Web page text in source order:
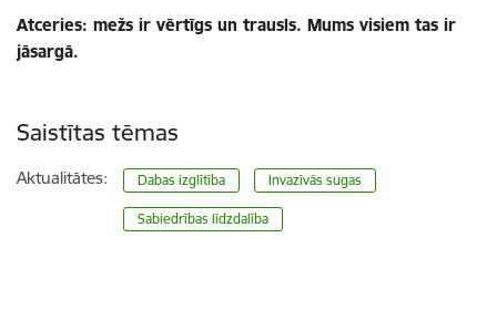
Atceries: mežs ir vērtīgs un trausls. Mums visiem tas ir
jāsargā.
Saistītas tēmas
Aktualitātes: Dabas izglītība Invazīvās sugas
Sabiedrības līdzdalība